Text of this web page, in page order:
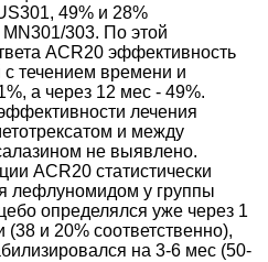
49% и 28%
MN301/303. По этой
ACR20 эффективность
течением времени и
а через 12 мес - 49%.
лечения
и между
не выявлено.
ACR20 статистически
лефлуномидом у группы
определялся уже через 1
и 20% соответственно),
на 3-6 мес (50-